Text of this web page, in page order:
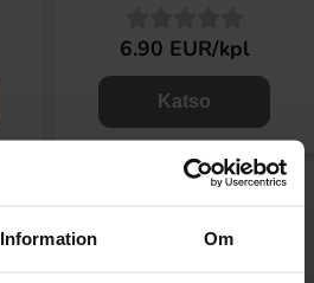
Information Om
6.90 EUR/kpl
Katso